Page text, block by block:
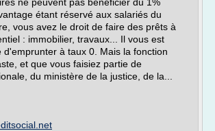
étant réservé aux salariés du
vous avez le droit de faire des prêts à
: immobilier, travaux... Il vous est
d'emprunter à taux 0. Mais la fonction
et que vous faisiez partie de
du ministère de la justice, de la...